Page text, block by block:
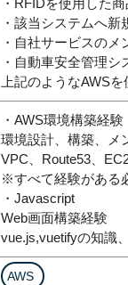
・RFIDを使用した
・該当システムへ
・自社サービスのメ
・自動車安全管理
上記のようなAWS
・AWS環境構築経験
環境設計、構築、メ
VPC、Route53、
※すべて経験がある
・Javascript
Web画面構築経験
vue.js,vuetifyの知識
AWS